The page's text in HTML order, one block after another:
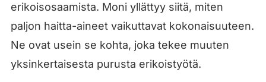
erikoisosaamista. Moni yllättyy siitä, miten
paljon haitta-aineet vaikuttavat kokonaisuuteen.
Ne ovat usein se kohta, joka tekee muuten
yksinkertaisesta purusta erikoistyötä.